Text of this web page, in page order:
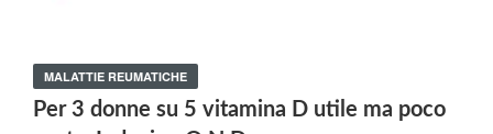
MALATTIE REUMATICHE
Per 3 donne su 5 vitamina D utile ma poco